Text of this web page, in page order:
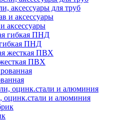
аксессуары для труб
аксессуары
гибкая ПНД
жесткая ПВХ
оцинк.стали и алюминия